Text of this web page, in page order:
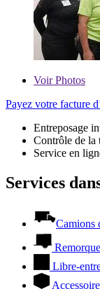
VoirPhotos
Payez votre facture
Entreposage
Contrôle de la
Service en
Services
Camions
Libre-